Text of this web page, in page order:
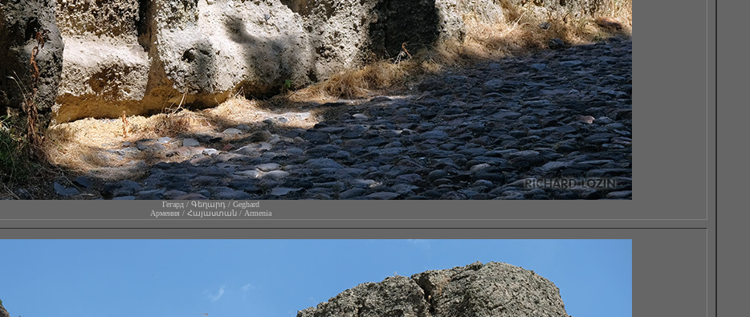
Гегард / Գեղարդ / Geghard
Армения / Հայաստան / Armenia